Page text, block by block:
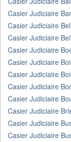
Casier Judiciaire
Casier Judiciaire
Casier Judiciaire
Casier Judiciaire
Casier Judiciaire
Casier Judiciaire
Casier Judiciaire
Casier Judiciaire
Casier Judiciaire
Casier Judiciaire
Casier Judiciaire